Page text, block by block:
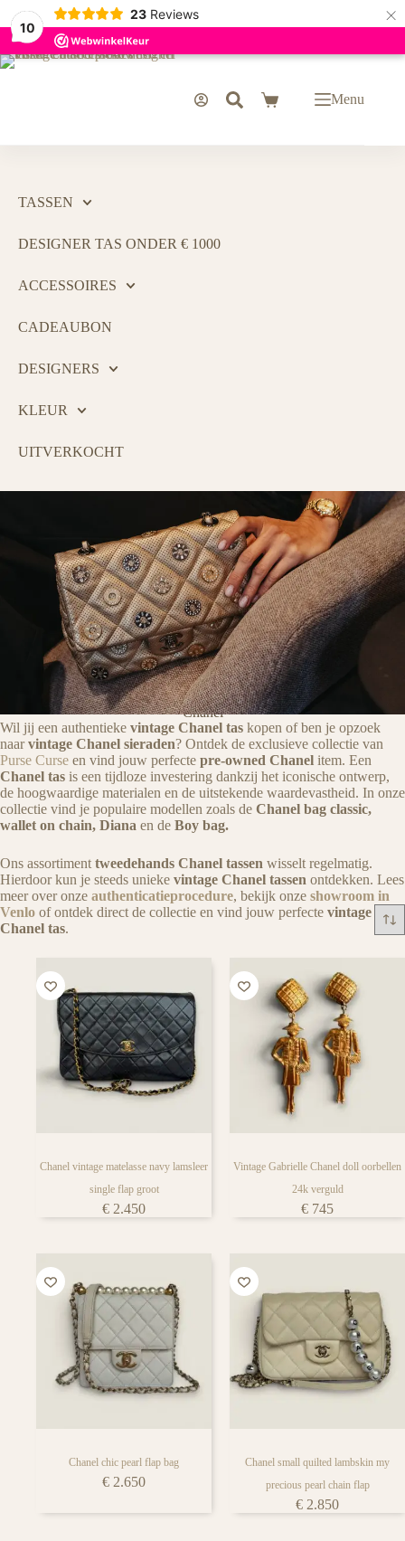
10
23 Reviews ×
Menu
TASSEN
DESIGNER TAS ONDER € 1000
ACCESSOIRES
CADEAUBON
DESIGNERS
KLEUR
UITVERKOCHT
PURSE CURSE
Tovert een lach op het gezicht van
iedere tassen liefhebber
Chanel
Wil jij een authentieke vintage Chanel tas kopen of ben je opzoek
naarvintage Chanel sieraden? Ontdek de exclusieve collectie van
Purse Curse en vind jouw perfecte pre-owned Chanel item. Een
Chanel tas is een tijdloze investering dankzij het iconische ontwerp,
de hoogwaardige materialen en de uitstekende waardevastheid. In onze
collectie vind je populaire modellen zoals de Chanel bag classic,
wallet on chain, Diana en de Boy bag.
Ons assortiment tweedehands Chanel tassen wisselt regelmatig.
Hierdoor kun je steeds unieke vintage Chanel tassen ontdekken. Lees
meer over onze authenticatieprocedure, bekijk onze showroom in
Venlo of ontdek direct de collectie en vind jouw perfecte vintage
Chanel tas.
Chanel vintage matelasse navy lamsleer
single flap groot
€ 2.450
Vintage Gabrielle Chanel doll oorbellen
24k verguld
€ 745
Chanel chic pearl flap bag
€ 2.650
Chanel small quilted lambskin my
precious pearl chain flap
€ 2.850